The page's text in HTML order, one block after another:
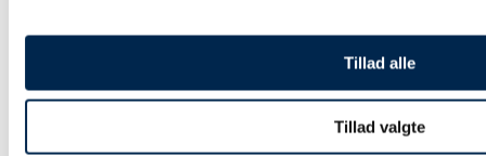
Tillad alle
Tillad valgte
Miljøvenlig emballage
Digitale ydelse